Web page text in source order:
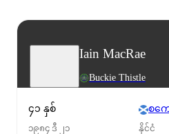
Iain MacRae
Buckie Thistle
၄၁ နှစ်
၁၉၈၄ ဒီ ၂၁
စက
နိုင်ငံ